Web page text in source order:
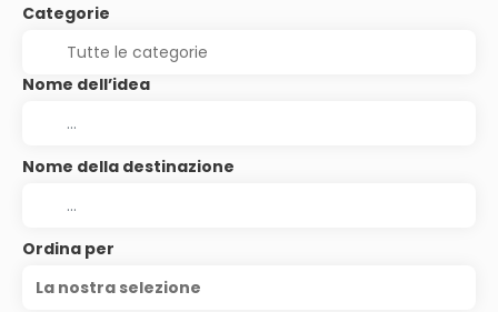
Categorie
Nome dell’idea
Nome della destinazione
Ordina per
La nostra selezione